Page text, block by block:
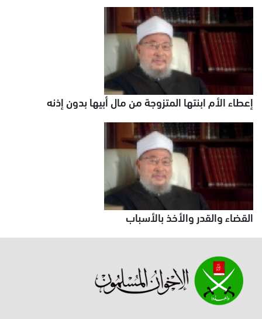
إعطاء الأم ابنتها المتزوجة من مال أبيها بدون إذنه
القضاء والقدر والأخذ بالأسباب